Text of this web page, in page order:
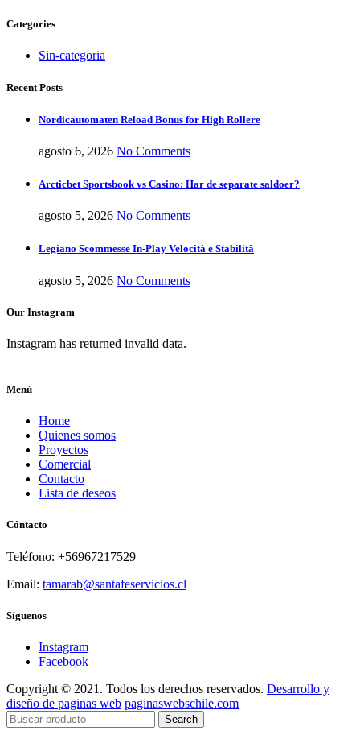
Categories
Sin-categoria
Recent Posts
Nordicautomaten Reload Bonus for High Rollere
agosto 6, 2026 No Comments
Arcticbet Sportsbook vs Casino: Har de separate saldoer?
agosto 5, 2026 No Comments
Legiano Scommesse In-Play Velocità e Stabilità
agosto 5, 2026 No Comments
Our Instagram
Instagram has returned invalid data.
Menú
Home
Quienes somos
Proyectos
Comercial
Contacto
Lista de deseos
Cóntacto
Teléfono: +56967217529
Email: tamarab@santafeservicios.cl
Síguenos
Instagram
Facebook
Copyright © 2021. Todos los derechos reservados. Desarrollo y
diseño de paginas web paginaswebschile.com
Search